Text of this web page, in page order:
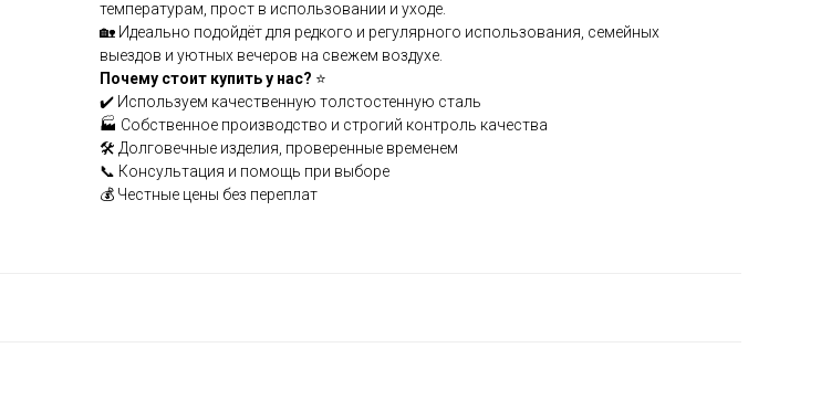
температурам, прост в использовании и уходе.
🏡 Идеально подойдёт для редкого и регулярного использования, семейных
выездов и уютных вечеров на свежем воздухе.
Почему стоит купить у нас? ⭐
✔️ Используем качественную толстостенную сталь
🏭 Собственное производство и строгий контроль качества
🛠️ Долговечные изделия, проверенные временем
📞 Консультация и помощь при выборе
💰 Честные цены без переплат